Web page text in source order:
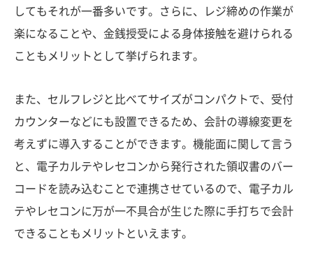
してもそれが一番多いです。さらに、レジ締めの作業が
楽になることや、金銭授受による身体接触を避けられる
こともメリットとして挙げられます。
また、セルフレジと比べてサイズがコンパクトで、受付
カウンターなどにも設置できるため、会計の導線変更を
考えずに導入することができます。機能面に関して言う
と、電子カルテやレセコンから発行された領収書のバー
コードを読み込むことで連携させているので、電子カル
テやレセコンに万が一不具合が生じた際に手打ちで会計
できることもメリットといえます。